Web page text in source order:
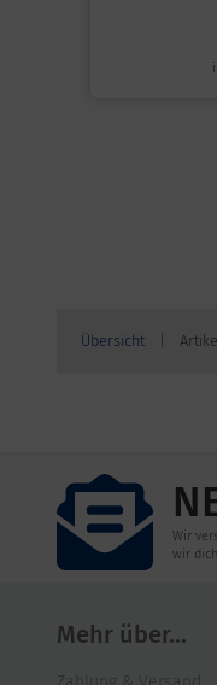
Übersicht |
Wir
wir
Mehr über...